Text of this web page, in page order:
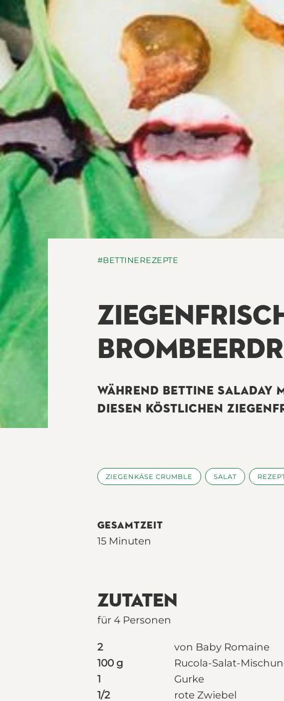
#BETTINEREZEPTE
WÄHREND BETTINE SALADAY
DIESEN KÖSTLICHEN
ZIEGENKÄSE CRUMBLE SALAT
GESAMTZEIT
15 Minuten
ZUTATEN
für 4 Personen
2
von Baby Romaine
100 g
Rucola-Salat-
1
Gurke
1/2
rote Zwiebel